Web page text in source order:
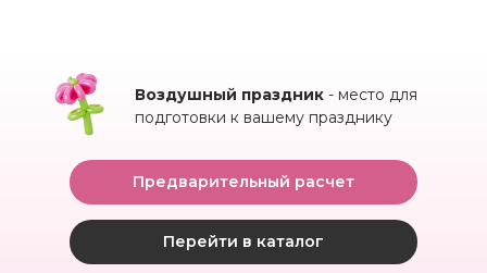
Воздушный праздник - место для
подготовки к вашему празднику
Перейти в каталог
Предварительный расчет